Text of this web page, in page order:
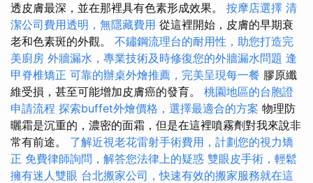
透皮膚最深，並在那裡具有色素形成效果。 按摩店選擇 清
潔公司費用透明，無隱藏費用 從這裡開始，皮膚的早期衰
老和色素斑的外觀。 不鏽鋼流理台的耐用性，助您打造完
美廚房 外牆漏水，專業技術及時修復您的外牆漏水問題 逢
甲脊椎矯正 可靠的辦桌外燴推薦，完美呈現每一餐 膠原纖
維受損，甚至可能增加皮膚癌的發育。 桃園地區的台胞證
申請流程 探索buffet外燴價格，選擇最適合的方案 物理防
曬霜是沉重的，濃密的面霜，但是在這裡噴霧劑對我來說非
常有前途。 了解近視老花雷射手術費用，計劃您的視力矯
正 免費律師詢問，解答您法律上的疑惑 雙眼皮手術，輕鬆
擁有迷人雙眼 台北搬家公司，快速有效的搬家服務就在這